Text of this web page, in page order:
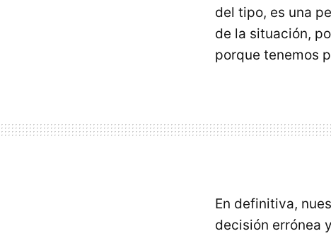
del tipo, es una
de la situación,
porque tenemos
En definitiva,
decisión errónea